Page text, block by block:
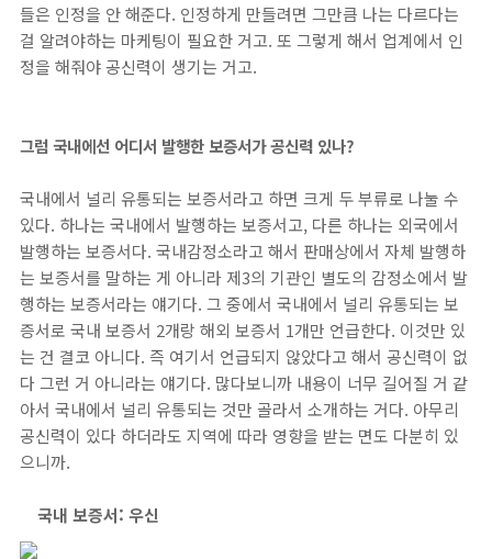
들은 인정을 안 해준다. 인정하게 만들려면 그만큼 나는 다르다는
걸 알려야하는 마케팅이 필요한 거고. 또 그렇게 해서 업계에서 인
정을 해줘야 공신력이 생기는 거고.
그럼 국내에선 어디서 발행한 보증서가 공신력 있나?
국내에서 널리 유통되는 보증서라고 하면 크게 두 부류로 나눌 수
있다. 하나는 국내에서 발행하는 보증서고, 다른 하나는 외국에서
발행하는 보증서다. 국내감정소라고 해서 판매상에서 자체 발행하
는 보증서를 말하는 게 아니라 제3의 기관인 별도의 감정소에서 발
행하는 보증서라는 얘기다. 그 중에서 국내에서 널리 유통되는 보
증서로 국내 보증서 2개랑 해외 보증서 1개만 언급한다. 이것만 있
는 건 결코 아니다. 즉 여기서 언급되지 않았다고 해서 공신력이 없
다 그런 거 아니라는 얘기다. 많다보니까 내용이 너무 길어질 거 같
아서 국내에서 널리 유통되는 것만 골라서 소개하는 거다. 아무리
공신력이 있다 하더라도 지역에 따라 영향을 받는 면도 다분히 있
으니까.
국내 보증서: 우신